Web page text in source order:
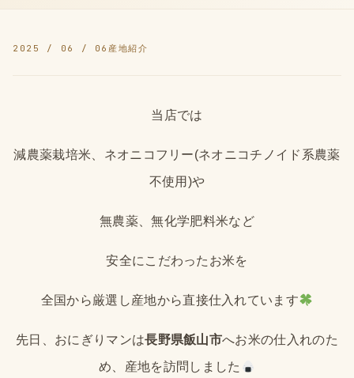
2025 / 06 / 06 産地紹介
当店では
減農薬栽培米、ネオニコフリー(ネオニコチノイド系農薬
不使用)や
無農薬、無化学肥料米など
安全にこだわったお米を
全国から厳選し産地から直接仕入れています
先日、おにぎりマンは長野県飯山市へお米の仕入れのた
め、産地を訪問しました